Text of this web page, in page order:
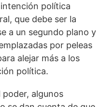
política
que debe ser la
a un segundo plano y
por peleas
alejar más a los
política.
poder, algunos